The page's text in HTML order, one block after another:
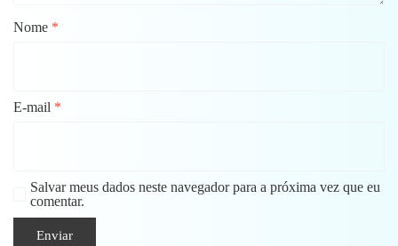
Nome *
E-mail *
Salvar meus dados neste navegador para a próxima vez que eu
comentar.